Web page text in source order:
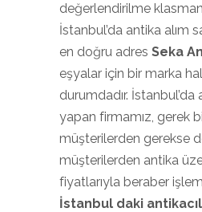
değerlendirilme
İstanbul’da antika alım
en doğru adres Seka
eşyalar için bir marka
durumdadır. İstanbul’da
yapan firmamız, gerek
müşterilerden gerekse
müşterilerden antika
fiyatlarıyla beraber
İstanbul daki